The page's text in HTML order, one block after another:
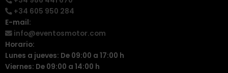
+34 605 950 284
E-mail:
info@eventosmotor.com
Horario:
Lunes a jueves: De 09:00 a 17:00 h
Viernes: De 09:00 a 14:00 h